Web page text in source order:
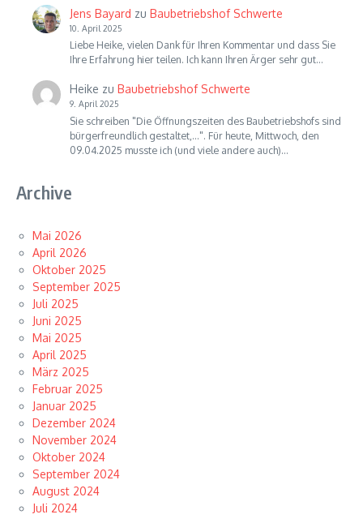
Jens Bayard zu Baubetriebshof Schwerte
10. April 2025
Liebe Heike, vielen Dank für Ihren Kommentar und dass Sie
Ihre Erfahrung hier teilen. Ich kann Ihren Ärger sehr gut…
Heike zu Baubetriebshof Schwerte
9. April 2025
Sie schreiben "Die Öffnungszeiten des Baubetriebshofs sind
bürgerfreundlich gestaltet,...". Für heute, Mittwoch, den
09.04.2025 musste ich (und viele andere auch)…
Archive
Mai 2026
April 2026
Oktober 2025
September 2025
Juli 2025
Juni 2025
Mai 2025
April 2025
März 2025
Februar 2025
Januar 2025
Dezember 2024
November 2024
Oktober 2024
September 2024
August 2024
Juli 2024